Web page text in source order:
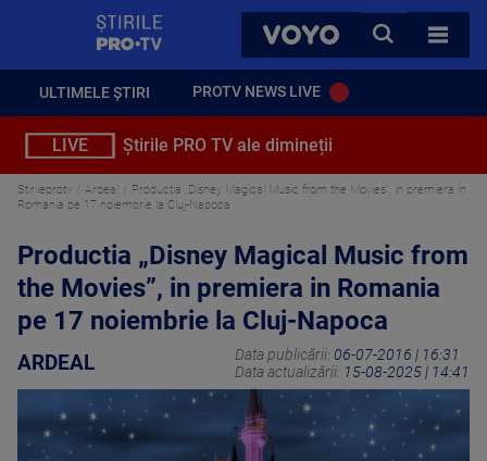
VOYO
CAUTA
TOATE
ULTIMELE ȘTIRI PROTV NEWS LIVE
LIVE Știrile PRO TV ale dimineții
Stirileprotv Ardeal
Productia „Disney Magical Music from the Movies”, in premiera in
Romania pe 17 noiembrie la Cluj-Napoca
Productia „Disney Magical Music from
the Movies”, in premiera in Romania
pe 17 noiembrie la Cluj-Napoca
ARDEAL Data publicării: 06-07-2016 | 16:31
Data actualizării: 15-08-2025 | 14:41